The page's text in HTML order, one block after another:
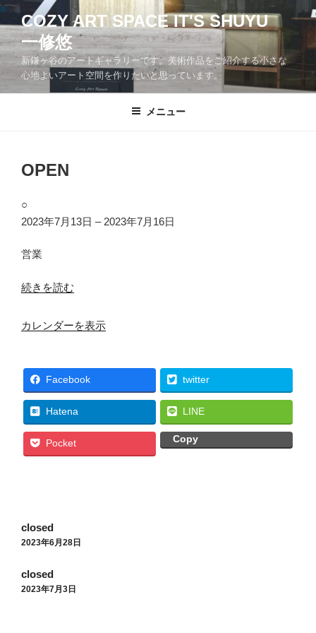
コ
ン
テ
ツ
へ
COZY ART SPACE IT'S SHUYU
一修悠
新鎌ヶ谷のアートギャラリーです。美術作品をご紹介する小さな
心地よいアート空間を作りたいと思っています。
メニュー
OPEN
OPEN
○
2023年7月13日 – 2023年7月16日
営業
続きを読む
カレンダーを表示
Facebook twitter
Hatena LINE
Pocket Copy
稿
ビ
ゲ
closed
2023年6月28日
closed
2023年7月3日